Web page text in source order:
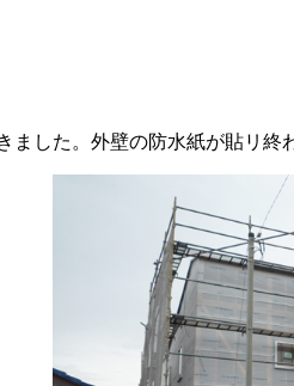
した。外壁の防水紙が貼リ終